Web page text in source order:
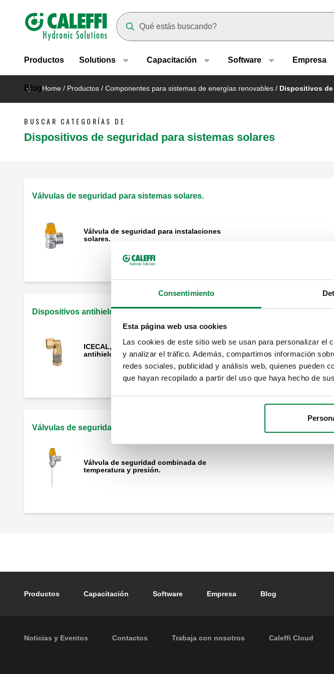
Consentimiento
Esta página web usa cookies
Las cookies de este sitio web se usan para personalizar el
y analizar el tráfico. Además, compartimos información
redes sociales, publicidad y análisis web, quienes pueden
que hayan recopilado a partir del uso que haya hecho de
Header main navigation
Productos Solutions Capacitación Software Empresa
BlogHome / Productos / Componentes para sistemas de energías renovables / Dispositivos
BUSCAR CATEGORÍAS DE
Dispositivos de seguridad para sistemas solares
Válvulas de seguridad para sistemas solares.
Válvula de seguridad para instalaciones
solares.
Dispositivos antihielo
ICECAL, Dispositivo de seguridad
antihielo.
Válvulas de seguridad combinadas TP para sistemas solares
Válvula de seguridad combinada de
temperatura y presión.
Footer main navigation
Productos Capacitación Software Empresa Blog
Footer secondary navigation
Noticias y Eventos Contactos Trabaja con nosotros Caleffi Cloud